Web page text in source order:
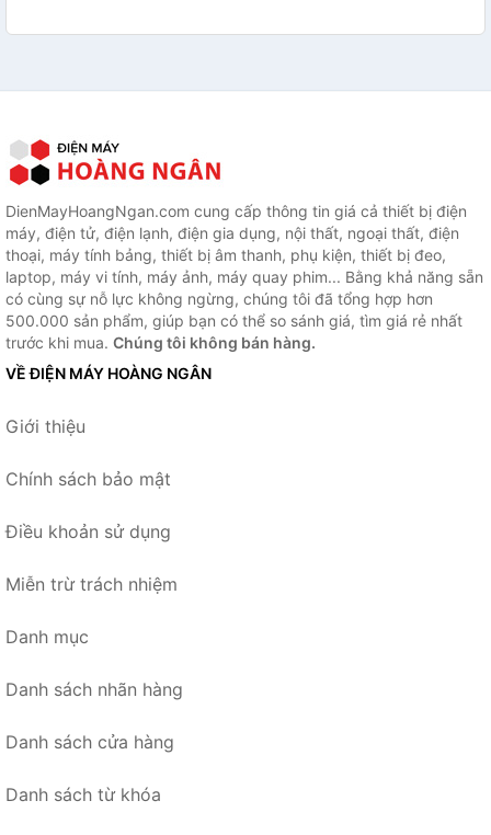
DienMayHoangNgan.com cung cấp thông tin giá cả thiết bị điện
máy, điện tử, điện lạnh, điện gia dụng, nội thất, ngoại thất, điện
thoại, máy tính bảng, thiết bị âm thanh, phụ kiện, thiết bị đeo,
laptop, máy vi tính, máy ảnh, máy quay phim... Bằng khả năng sẵn
có cùng sự nỗ lực không ngừng, chúng tôi đã tổng hợp hơn
500.000 sản phẩm, giúp bạn có thể so sánh giá, tìm giá rẻ nhất
trước khi mua. Chúng tôi không bán hàng.
VỀ ĐIỆN MÁY HOÀNG NGÂN
Giới thiệu
Chính sách bảo mật
Điều khoản sử dụng
Miễn trừ trách nhiệm
Danh mục
Danh sách nhãn hàng
Danh sách cửa hàng
Danh sách từ khóa